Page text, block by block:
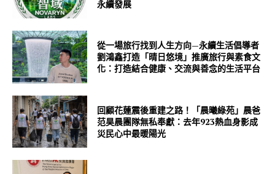
永續發展
從一場旅行找到人生方向—永續生活倡導者
劉鴻鑫打造「晴日悠境」推廣旅行與素食文
化：打造結合健康、交流與善念的生活平台
回顧花蓮震後重建之路！「晨曦綠苑」晨爸
范昊晨團隊無私奉獻：去年923熱血身影成
災民心中最暖陽光